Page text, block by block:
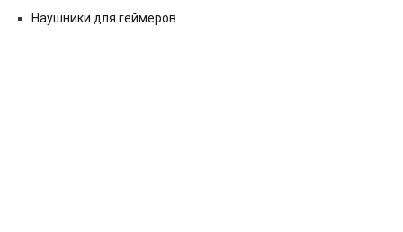
Наушники для геймеров